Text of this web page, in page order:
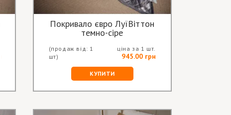
Покривало євро ЛуїВіттон
темно-сіре
(продаж від: 1
шт)
ціна за 1 шт.
945.00 грн
КУПИТИ